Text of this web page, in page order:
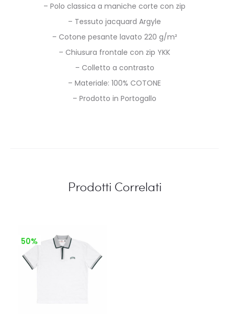
– Polo classica a maniche corte con zip
– Tessuto jacquard Argyle
– Cotone pesante lavato 220 g/m²
– Chiusura frontale con zip YKK
– Colletto a contrasto
– Materiale: 100% COTONE
– Prodotto in Portogallo
Prodotti Correlati
50%